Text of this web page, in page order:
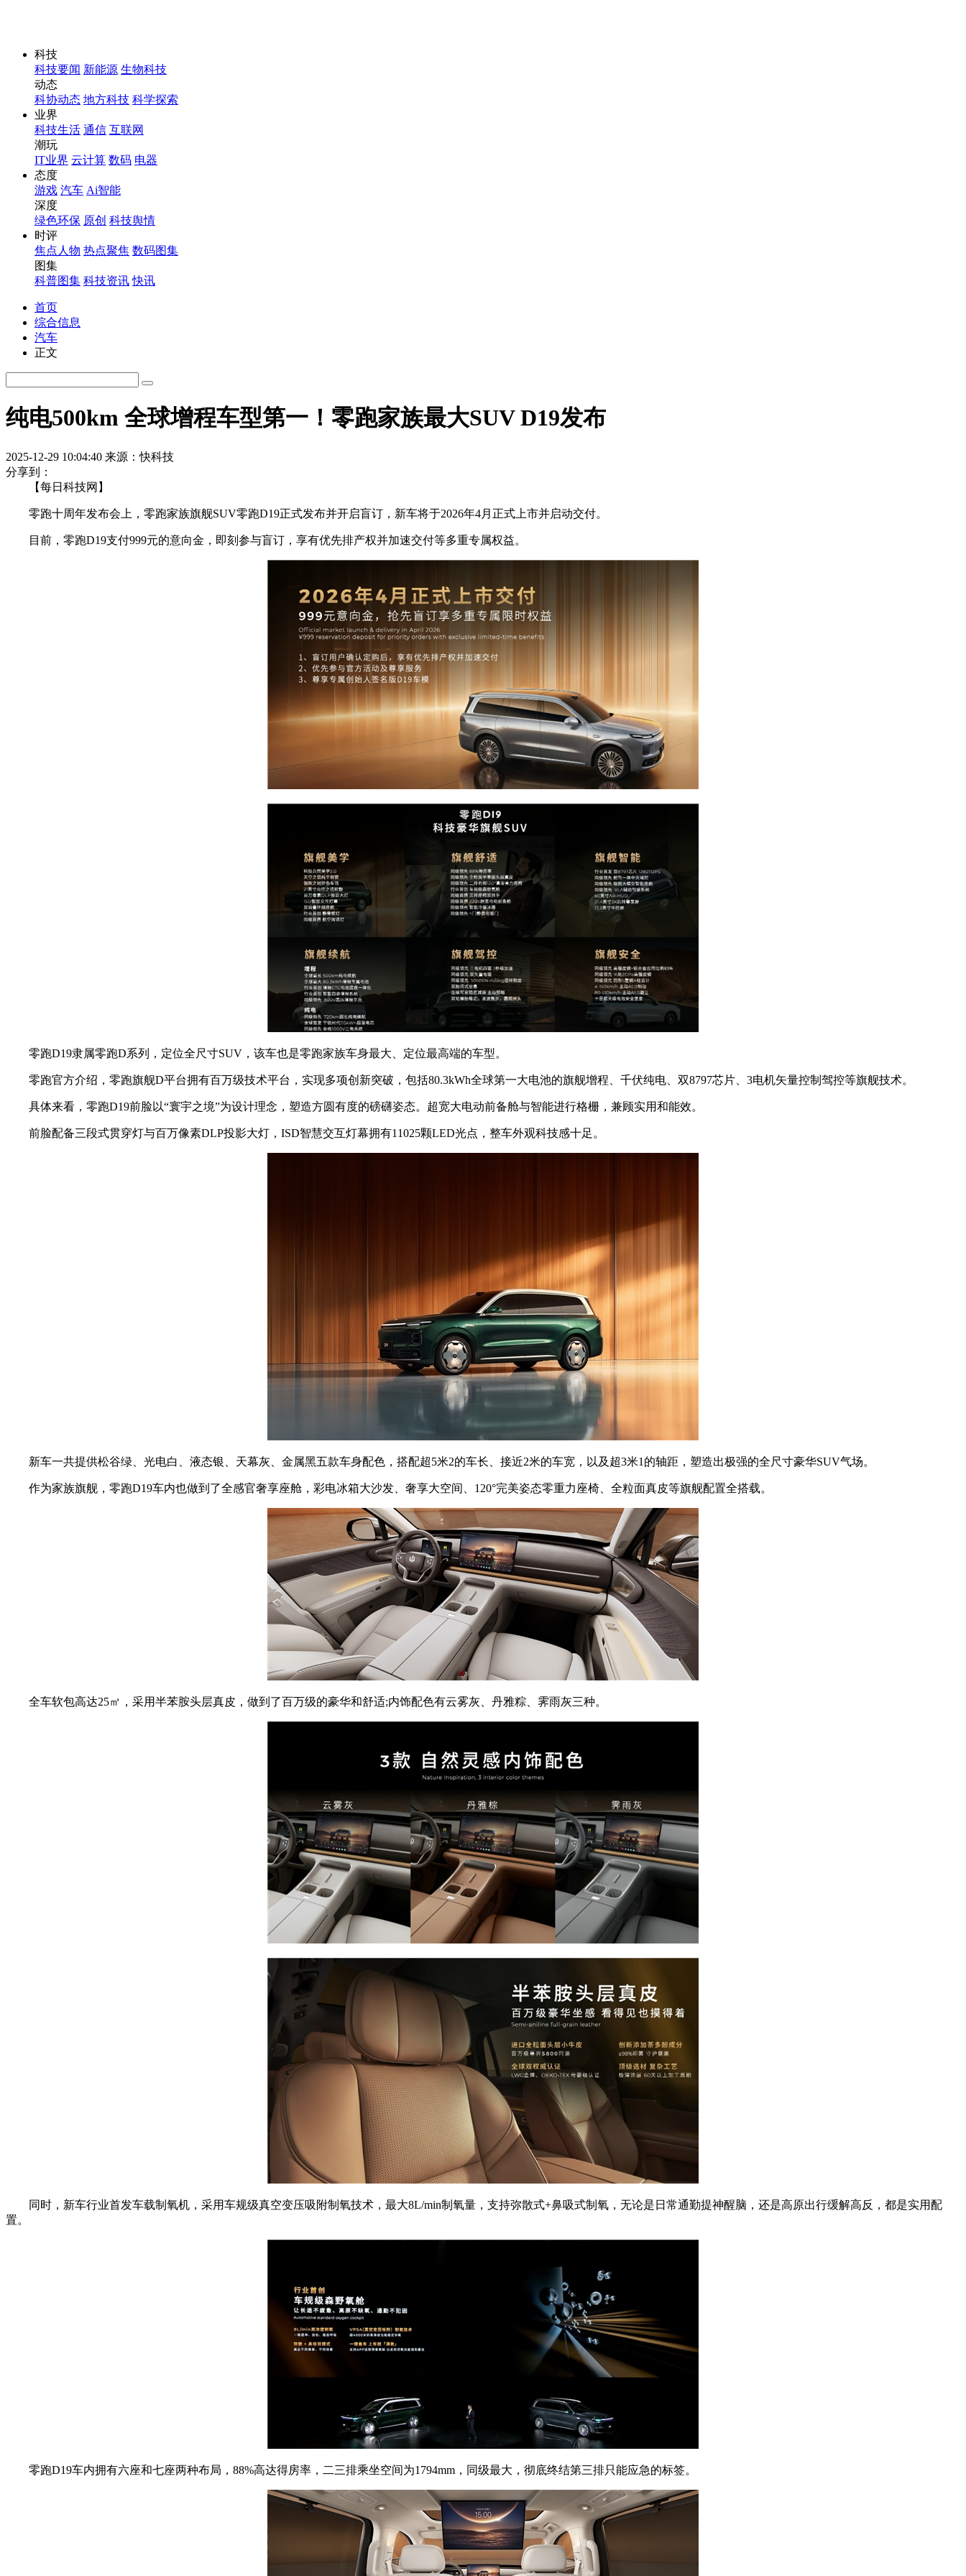
科技
科技要闻 新能源 生物科技
动态
科协动态 地方科技 科学探索
业界
科技生活 通信 互联网
潮玩
IT业界 云计算 数码 电器
态度
游戏 汽车 Ai智能
深度
绿色环保 原创 科技舆情
时评
焦点人物 热点聚焦 数码图集
图集
科普图集 科技资讯 快讯
首页
综合信息
汽车
正文
纯电500km 全球增程车型第一！零跑家族最大SUV D19发布
2025-12-29 10:04:40 来源：快科技
分享到：
【每日科技网】
零跑十周年发布会上，零跑家族旗舰SUV零跑D19正式发布并开启盲订，新车将于2026年4月正式上市并启动交付。
目前，零跑D19支付999元的意向金，即刻参与盲订，享有优先排产权并加速交付等多重专属权益。
零跑D19隶属零跑D系列，定位全尺寸SUV，该车也是零跑家族车身最大、定位最高端的车型。
零跑官方介绍，零跑旗舰D平台拥有百万级技术平台，实现多项创新突破，包括80.3kWh全球第一大电池的旗舰增程、千伏纯电、双8797芯片、3电机矢量控制驾控等旗舰技术。
具体来看，零跑D19前脸以“寰宇之境”为设计理念，塑造方圆有度的磅礴姿态。超宽大电动前备舱与智能进行格栅，兼顾实用和能效。
前脸配备三段式贯穿灯与百万像素DLP投影大灯，ISD智慧交互灯幕拥有11025颗LED光点，整车外观科技感十足。
新车一共提供松谷绿、光电白、液态银、天幕灰、金属黑五款车身配色，搭配超5米2的车长、接近2米的车宽，以及超3米1的轴距，塑造出极强的全尺寸豪华SUV气场。
作为家族旗舰，零跑D19车内也做到了全感官奢享座舱，彩电冰箱大沙发、奢享大空间、120°完美姿态零重力座椅、全粒面真皮等旗舰配置全搭载。
全车软包高达25㎡，采用半苯胺头层真皮，做到了百万级的豪华和舒适;内饰配色有云雾灰、丹雅粽、霁雨灰三种。
同时，新车行业首发车载制氧机，采用车规级真空变压吸附制氧技术，最大8L/min制氧量，支持弥散式+鼻吸式制氧，无论是日常通勤提神醒脑，还是高原出行缓解高反，都是实用配
置。
零跑D19车内拥有六座和七座两种布局，88%高达得房率，二三排乘坐空间为1794mm，同级最大，彻底终结第三排只能应急的标签。